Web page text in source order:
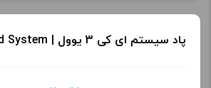
پاد سیستم ای کی 3 یوول | Uwell AK3 Pod System